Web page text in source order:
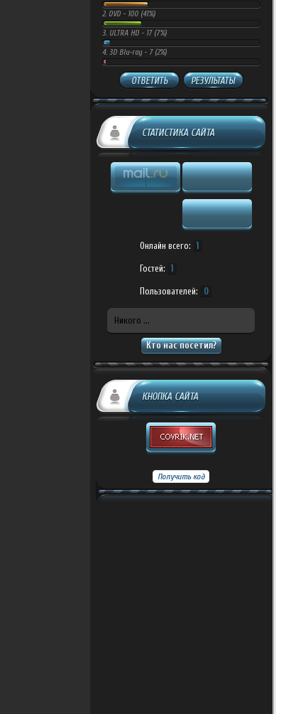
2. DVD - 100 (41%)
3. ULTRA HD - 17 (7%)
4. 3D Blu-ray - 7 (2%)
ОТВЕТИТЬ РЕЗУЛЬТАТЫ
СТАТИСТИКА САЙТА
Онлайн всего: 1
Гостей: 1
Пользователей: 0
Никого ...
Кто нас посетил?
КНОПКА САЙТА